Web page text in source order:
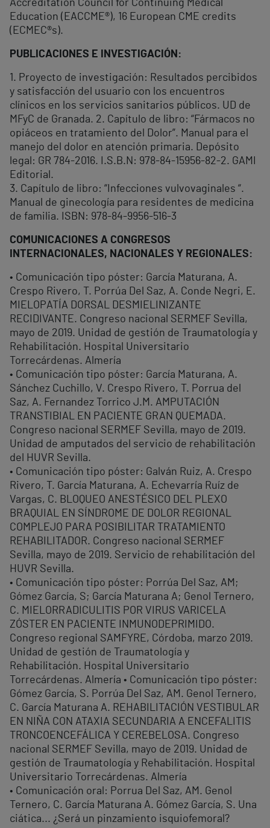
Accreditation Council for Continuing Medical
Education (EACCME®), 16 European CME credits
(ECMEC®s).
PUBLICACIONES E INVESTIGACIÓN:
1. Proyecto de investigación: Resultados percibidos
y satisfacción del usuario con los encuentros
clínicos en los servicios sanitarios públicos. UD de
MFyC de Granada. 2. Capítulo de libro: “Fármacos no
opiáceos en tratamiento del Dolor”. Manual para el
manejo del dolor en atención primaria. Depósito
legal: GR 784-2016. I.S.B.N: 978-84-15956-82-2. GAMI
Editorial.
3. Capítulo de libro: “Infecciones vulvovaginales “.
Manual de ginecología para residentes de medicina
de familia. ISBN: 978-84-9956-516-3
COMUNICACIONES A CONGRESOS
INTERNACIONALES, NACIONALES Y REGIONALES:
• Comunicación tipo póster: García Maturana, A.
Crespo Rivero, T. Porrúa Del Saz, A. Conde Negri, E.
MIELOPATÍA DORSAL DESMIELINIZANTE
RECIDIVANTE. Congreso nacional SERMEF Sevilla,
mayo de 2019. Unidad de gestión de Traumatología y
Rehabilitación. Hospital Universitario
Torrecárdenas. Almería
• Comunicación tipo póster: García Maturana, A.
Sánchez Cuchillo, V. Crespo Rivero, T. Porrua del
Saz, A. Fernandez Torrico J.M. AMPUTACIÓN
TRANSTIBIAL EN PACIENTE GRAN QUEMADA.
Congreso nacional SERMEF Sevilla, mayo de 2019.
Unidad de amputados del servicio de rehabilitación
del HUVR Sevilla.
• Comunicación tipo póster: Galván Ruiz, A. Crespo
Rivero, T. García Maturana, A. Echevarría Ruíz de
Vargas, C. BLOQUEO ANESTÉSICO DEL PLEXO
BRAQUIAL EN SÍNDROME DE DOLOR REGIONAL
COMPLEJO PARA POSIBILITAR TRATAMIENTO
REHABILITADOR. Congreso nacional SERMEF
Sevilla, mayo de 2019. Servicio de rehabilitación del
HUVR Sevilla.
• Comunicación tipo póster: Porrúa Del Saz, AM;
Gómez García, S; García Maturana A; Genol Ternero,
C. MIELORRADICULITIS POR VIRUS VARICELA
ZÓSTER EN PACIENTE INMUNODEPRIMIDO.
Congreso regional SAMFYRE, Córdoba, marzo 2019.
Unidad de gestión de Traumatología y
Rehabilitación. Hospital Universitario
Torrecárdenas. Almería • Comunicación tipo póster:
Gómez García, S. Porrúa Del Saz, AM. Genol Ternero,
C. García Maturana A. REHABILITACIÓN VESTIBULAR
EN NIÑA CON ATAXIA SECUNDARIA A ENCEFALITIS
TRONCOENCEFÁLICA Y CEREBELOSA. Congreso
nacional SERMEF Sevilla, mayo de 2019. Unidad de
gestión de Traumatología y Rehabilitación. Hospital
Universitario Torrecárdenas. Almería
• Comunicación oral: Porrua Del Saz, AM. Genol
Ternero, C. García Maturana A. Gómez García, S. Una
ciática... ¿Será un pinzamiento isquiofemoral?